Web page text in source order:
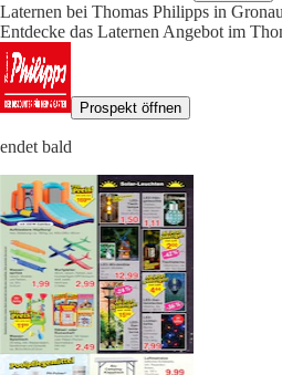
Laternen bei Thomas Philipps in
Entdecke das Laternen Angebot im
Prospekt öffnen
endet bald